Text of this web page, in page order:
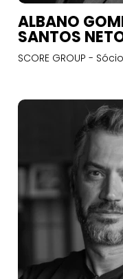
ALBANO
SANTOS
SCORE GROUP - Sócio